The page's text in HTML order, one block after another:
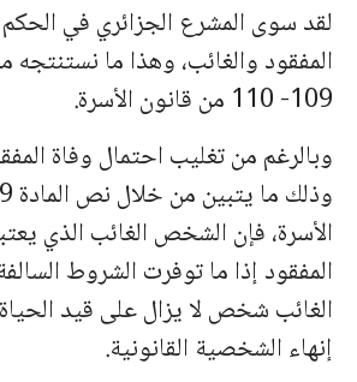
لقد سوى المشرع الجزائري في
المفقود والغائب، وهذا ما نستنتجه
109- 110 من قانون الأسرة.
وبالرغم من تغليب احتمال وفاة
وذلك ما يتبين من خلال نص المادة
الأسرة، فإن الشخص الغائب الذي
المفقود إذا ما توفرت الشروط
الغائب شخص لا يزال على قيد
إنهاء الشخصية القانونية.